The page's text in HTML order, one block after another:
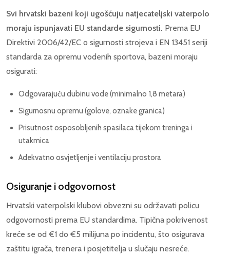
Svi hrvatski bazeni koji ugošćuju natjecateljski vaterpolo
moraju ispunjavati EU standarde sigurnosti. Prema EU
Direktivi 2006/42/EC o sigurnosti strojeva i EN 13451 seriji
standarda za opremu vodenih sportova, bazeni moraju
osigurati:
Odgovarajuću dubinu vode (minimalno 1,8 metara)
Sigurnosnu opremu (golove, oznake granica)
Prisutnost osposobljenih spasilaca tijekom treninga i
utakmica
Adekvatno osvjetljenje i ventilaciju prostora
Osiguranje i odgovornost
Hrvatski vaterpolski klubovi obvezni su održavati policu
odgovornosti prema EU standardima. Tipična pokrivenost
kreće se od €1 do €5 milijuna po incidentu, što osigurava
zaštitu igrača, trenera i posjetitelja u slučaju nesreće.